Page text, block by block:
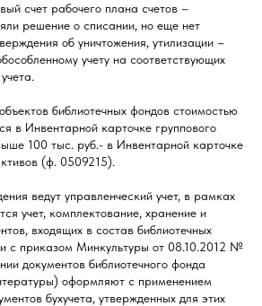
счет рабочего плана счетов –
решение о списании, но еще нет
об уничтожения, утилизации –
учету на соответствующих
библиотечных фондов стоимостью
в Инвентарной карточке группового
100 тыс. руб.- в Инвентарной карточке
(ф. 0509215).
ведут управленческий учет, в рамках
учет, комплектование, хранение и
входящих в состав библиотечных
с приказом Минкультуры от 08.10.2012 №
документов библиотечного фонда
оформляют с применением
бухучета, утвержденных для этих